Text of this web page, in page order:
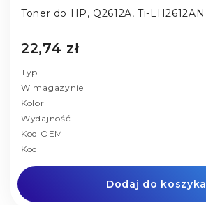
Toner do HP, Q2612A, Ti-LH2612AN
22,74 zł
Typ
W magazynie
Kolor
Wydajność
Kod OEM
Kod
Dodaj do koszyka